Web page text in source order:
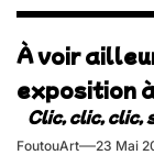
À voir
exposition
FoutouArt 23 Mai